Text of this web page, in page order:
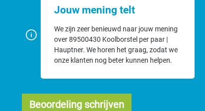
Jouw mening telt
We zijn zeer benieuwd naar jouw mening
over 89500430 Koolborstel per paar |
Hauptner. We horen het graag, zodat we
onze klanten nog beter kunnen helpen.
Beoordeling schrijven